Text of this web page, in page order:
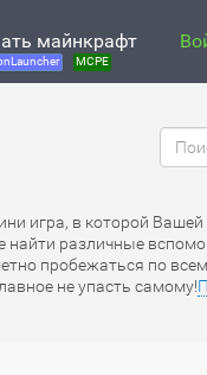
майнкрафт
MCPE
игра, в которой
найти различные
пробежаться по
не упасть самому!